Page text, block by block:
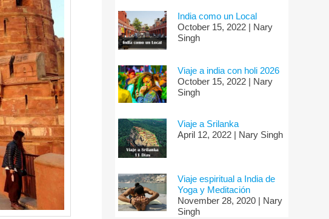
India como un Local
October 15, 2022 | Nary
Singh
Viaje a india con holi 2026
October 15, 2022 | Nary
Singh
Viaje a Srilanka
April 12, 2022 | Nary Singh
Viaje espiritual a India de
Yoga y Meditación
November 28, 2020 | Nary
Singh